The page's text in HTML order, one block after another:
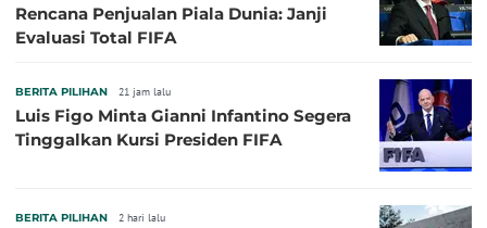
Rencana Penjualan Piala Dunia: Janji
Evaluasi Total FIFA
BERITA PILIHAN 21 jam lalu
Luis Figo Minta Gianni Infantino Segera
Tinggalkan Kursi Presiden FIFA
BERITA PILIHAN 2 hari lalu